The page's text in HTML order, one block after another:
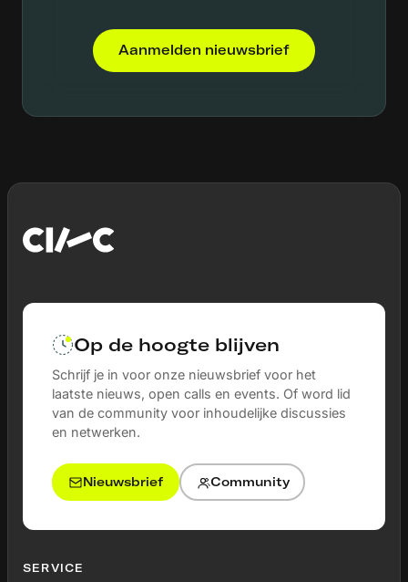
Aanmelden nieuwsbrief
Op de hoogte blijven
Schrijf je in voor onze nieuwsbrief voor het
laatste nieuws, open calls en events. Of word lid
van de community voor inhoudelijke discussies
en netwerken.
Nieuwsbrief Community
SERVICE